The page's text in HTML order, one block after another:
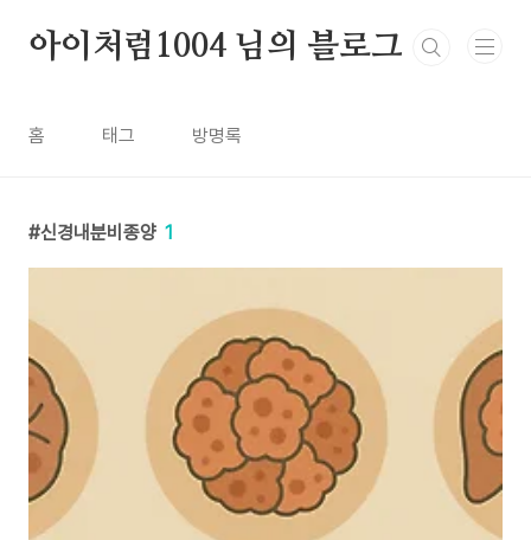
아이처럼1004 님의 블로그
홈 태그 방명록
신경내분비종양 1